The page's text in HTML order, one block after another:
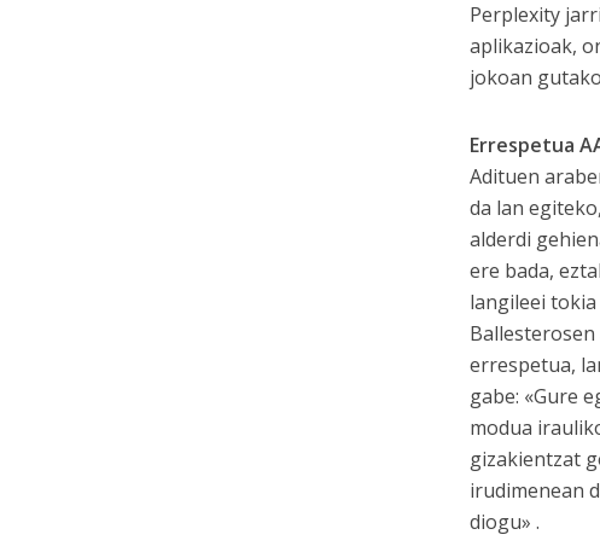
Perplexity
aplikazioak,
jokoan
Errespetua
Adituen
da lan
alderdi
ere bada,
langileei
errespetua,
gabe: «Gure
modua
gizakientzat
irudimenean
diogu» .